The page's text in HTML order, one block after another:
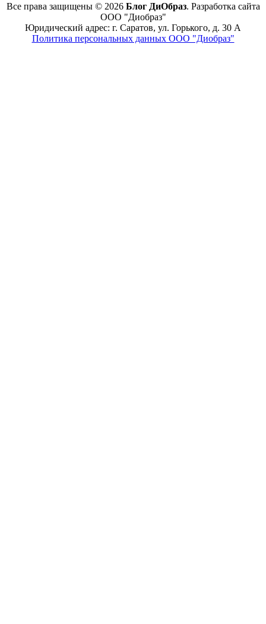
Все права защищены © 2026 Блог ДиОбраз. Разработка сайта
ООО "Диобраз"
Юридический адрес: г. Саратов, ул. Горького, д. 30 А
Политика персональных данных ООО "Диобраз"